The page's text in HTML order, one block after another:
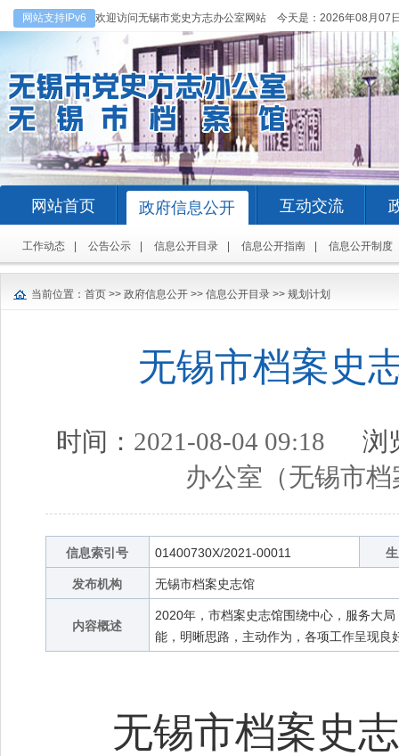
网站支持IPv6 欢迎访问无锡市党史方志办公室网站 今天是： 2026年08月07
网站首页 政府信息公开 互动交流
工作动态 公告公示 信息公开目录 信息公开指南 信息公开制度
当前位置： 首页 >> 政府信息公开 >> 信息公开目录 >> 规划计划
无锡市档案史
时间： 2021-08-04 09:18 浏
办公室（无锡市
信息索引号 01400730X/2021-00011
发布机构 无锡市档案史志馆
内容概述
2020年，市档案史志馆围绕中心，服务大
能，明晰思路，主动作为，各项工作呈现良
无锡市档案史